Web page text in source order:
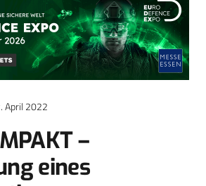
April 2022
–
eines